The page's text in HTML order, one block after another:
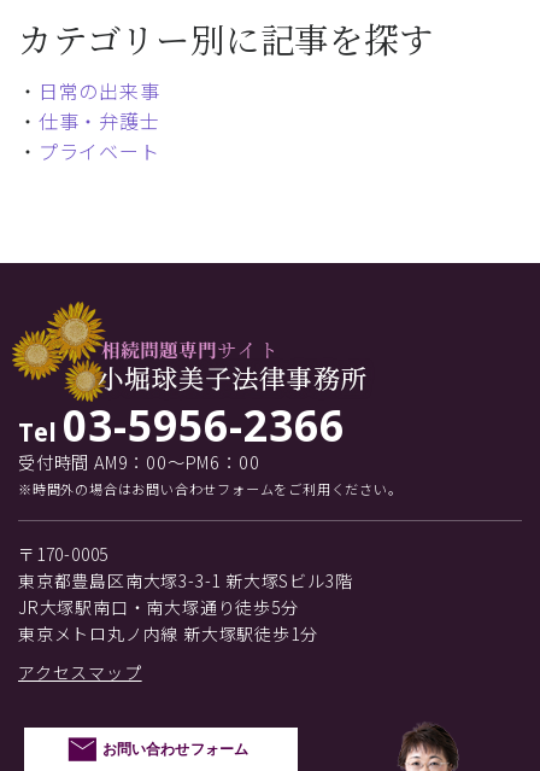
カテゴリー別に記事を探す
・ 日常の出来事
・ 仕事・弁護士
・ プライベート
Tel 03-5956-2366
受付時間 AM9：00～PM6：00
※時間外の場合はお問い合わせフォームをご利用ください。
〒170-0005
東京都豊島区南大塚3-3-1 新大塚Sビル3階
JR大塚駅南口・南大塚通り徒歩5分
東京メトロ丸ノ内線 新大塚駅徒歩1分
アクセスマップ
お問い合わせフォーム